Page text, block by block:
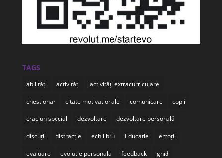
TAGS
abilități activități activități extracurriculare
chestionar citate motivationale comunicare copii
craciun special dezvoltare dezvoltare personală
discuții distracție echilibru Educatie emoții
evaluare evolutie personala feedback ghid